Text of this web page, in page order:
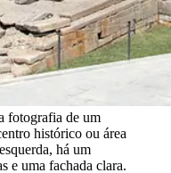
fotografia de um
histórico ou área
há um
e uma fachada clara.